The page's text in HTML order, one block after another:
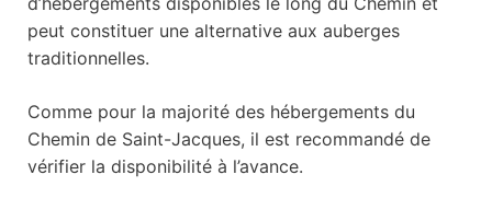
peut constituer une alternative aux auberges
traditionnelles.
Comme pour la majorité des hébergements du
Chemin de Saint-Jacques, il est recommandé de
vérifier la disponibilité à l’avance.